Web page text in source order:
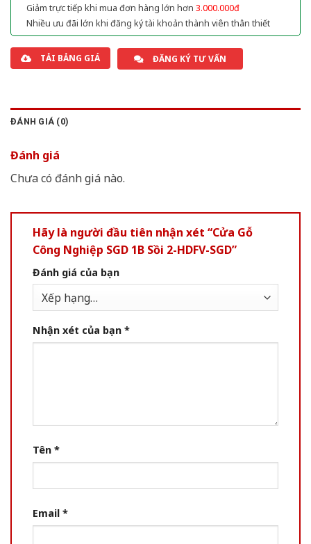
Giảm trực tiếp khi mua đơn hàng lớn hơn 3.000.000đ
Nhiều ưu đãi lớn khi đăng ký tài khoản thành viên thân thiết
TẢI BẢNG GIÁ ĐĂNG KÝ TƯ VẤN
ĐÁNH GIÁ (0)
Đánh giá
Chưa có đánh giá nào.
Hãy là người đầu tiên nhận xét “Cửa Gỗ
Công Nghiệp SGD 1B Sồi 2-HDFV-SGD”
Đánh giá của bạn
Nhận xét của bạn *
Tên *
Email *